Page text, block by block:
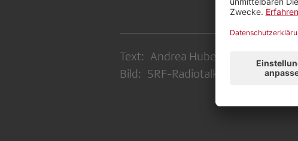
Text: Andrea Huber,
Bild: SRF-Radiotalkshow